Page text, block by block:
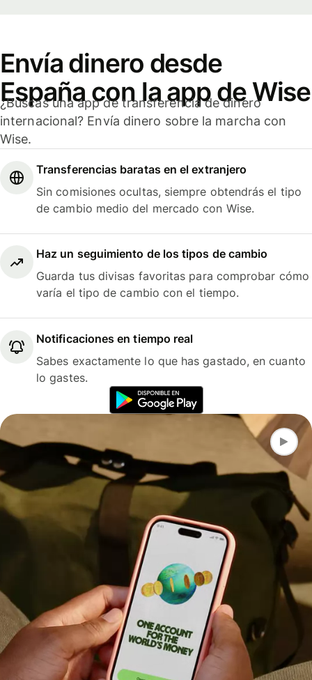
Envía dinero desde
España con la app de Wise
¿Buscas una app de transferencia de dinero
internacional? Envía dinero sobre la marcha con
Wise.
Transferencias baratas en el extranjero
Sin comisiones ocultas, siempre obtendrás el tipo
de cambio medio del mercado con Wise.
Haz un seguimiento de los tipos de cambio
Guarda tus divisas favoritas para comprobar cómo
varía el tipo de cambio con el tiempo.
Notificaciones en tiempo real
Sabes exactamente lo que has gastado, en cuanto
lo gastes.